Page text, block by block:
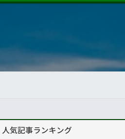
人気記事ランキング